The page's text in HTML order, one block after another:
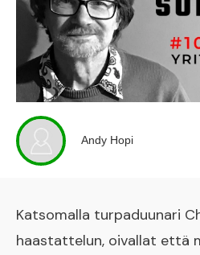
Andy Hopi
Katsomalla turpaduunari
haastattelun, oivallat että